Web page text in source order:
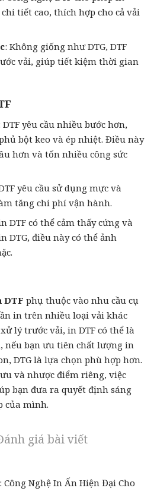
tiết cao, thích hợp cho cả vải
: Không giống như DTG, DTF
vải, giúp tiết kiệm thời gian
DTF yêu cầu nhiều bước hơn,
bột keo và ép nhiệt. Điều này
hơn và tốn nhiều công sức
yêu cầu sử dụng mực và
tăng chi phí vận hành.
DTF có thể cảm thấy cứng và
DTG, điều này có thể ảnh
DTF phụ thuộc vào nhu cầu cụ
in trên nhiều loại vải khác
lý trước vải, in DTF có thể là
nếu bạn ưu tiên chất lượng in
DTG là lựa chọn phù hợp hơn.
và nhược điểm riêng, việc
bạn đưa ra quyết định sáng
của mình.
giá bài viết
Nghệ In Ấn Hiện Đại Cho